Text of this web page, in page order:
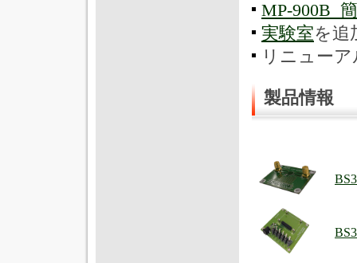
MP-900B
実験室を追
リニュー
製品情報